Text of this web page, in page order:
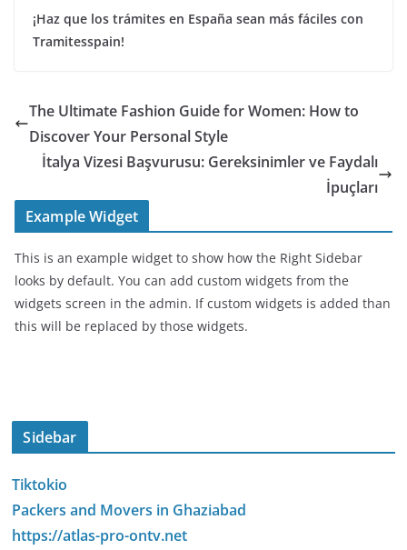
¡Haz que los trámites en España sean más fáciles con
Tramitesspain!
The Ultimate Fashion Guide for Women: How to
Discover Your Personal Style
İtalya Vizesi Başvurusu: Gereksinimler ve Faydalı
İpuçları
Example Widget
This is an example widget to show how the Right Sidebar
looks by default. You can add custom widgets from the
widgets screen in the admin. If custom widgets is added than
this will be replaced by those widgets.
Sidebar
Tiktokio
Packers and Movers in Ghaziabad
https://atlas-pro-ontv.net